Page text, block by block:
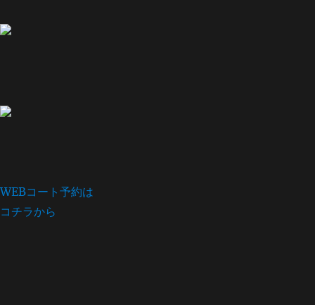
WEBコート予約は
コチラから